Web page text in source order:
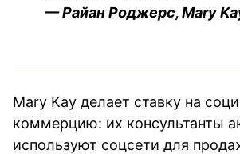
— Райан Роджерс, Mary
Mary Kay делает ставку на
коммерцию: их консультанты
используют соцсети для